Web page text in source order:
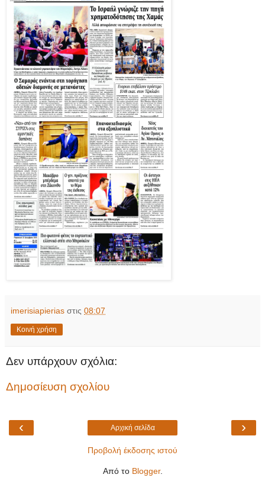
imerisiapierias στις 08:07
Κοινή χρήση
Δεν υπάρχουν σχόλια:
Δημοσίευση σχολίου
‹ ›
Αρχική σελίδα
Προβολή έκδοσης ιστού
Από το Blogger.